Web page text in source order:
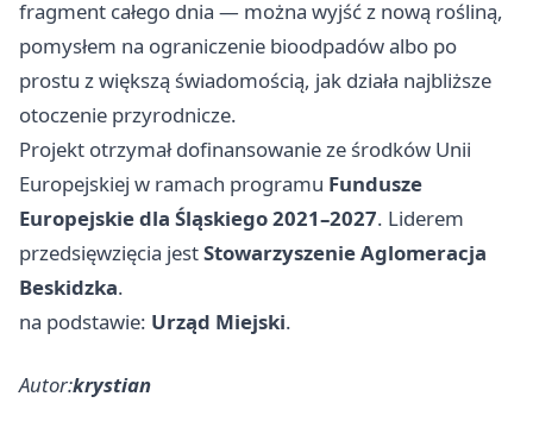
fragment całego dnia — można wyjść z nową rośliną,
pomysłem na ograniczenie bioodpadów albo po
prostu z większą świadomością, jak działa najbliższe
otoczenie przyrodnicze.
Projekt otrzymał dofinansowanie ze środków Unii
Europejskiej w ramach programu Fundusze
Europejskie dla Śląskiego 2021–2027. Liderem
przedsięwzięcia jestStowarzyszenie Aglomeracja
Beskidzka.
na podstawie: Urząd Miejski.
Autor:krystian